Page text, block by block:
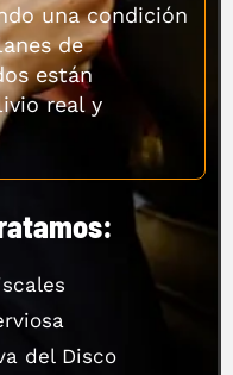
una condición
de
están
real y
del Disco